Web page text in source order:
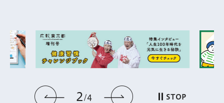
前のスライドを表示
2 4 次のスライドを表
STOP